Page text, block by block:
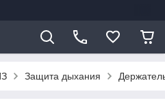
Защита дыхания